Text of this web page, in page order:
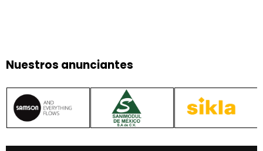
Nuestros anunciantes